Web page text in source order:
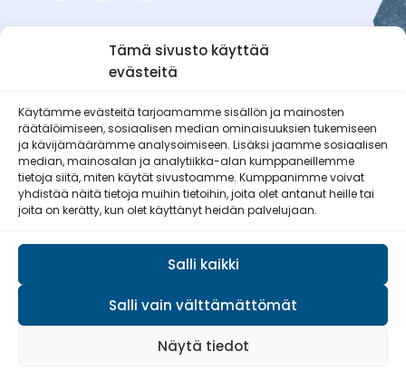
Tämä sivusto käyttää
evästeitä
Käytämme evästeitä tarjoamamme sisällön ja mainosten
räätälöimiseen, sosiaalisen median ominaisuuksien tukemiseen
ja kävijämäärämme analysoimiseen. Lisäksi jaamme sosiaalisen
median, mainosalan ja analytiikka-alan kumppaneillemme
tietoja siitä, miten käytät sivustoamme. Kumppanimme voivat
yhdistää näitä tietoja muihin tietoihin, joita olet antanut heille tai
joita on kerätty, kun olet käyttänyt heidän palvelujaan.
Salli kaikki
Salli vain välttämättömät
Näytä tiedot
Haapajärven-Reisjärven Reserviläiset
ry